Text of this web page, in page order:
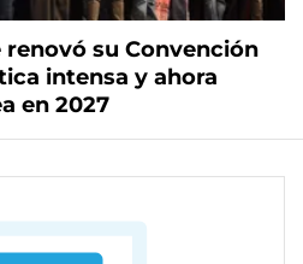
renovó su Convención
intensa y ahora
en 2027